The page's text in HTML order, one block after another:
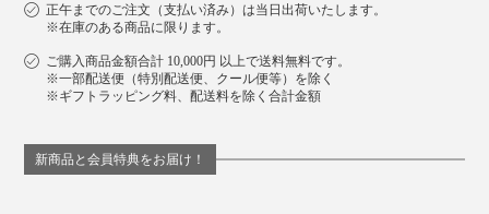
正午までのご注文（支払い済み）は当日出荷いたします。
※在庫のある商品に限ります。
ご購入商品金額合計 10,000円 以上で送料無料です。
※一部配送便（特別配送便、クール便等）を除く
※ギフトラッピング料、配送料を除く合計金額
新商品と会員特典をお届け！